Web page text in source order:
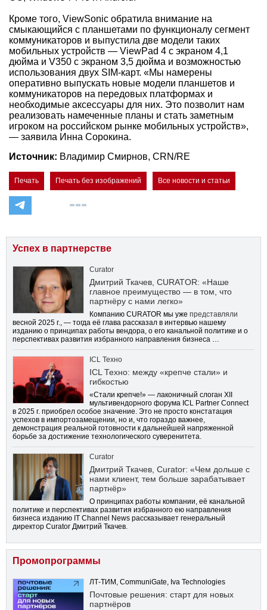
Кроме того, ViewSonic обратила внимание на
смыкающийся с планшетами по функционалу сегмент
коммуникаторов и выпустила две модели таких
мобильных устройств — ViewPad 4 с экраном 4,1
дюйма и V350 с экраном 3,5 дюйма и возможностью
использования двух SIM-карт. «Мы намерены
оперативно выпускать новые модели планшетов и
коммуникаторов на передовых платформах и
необходимые аксессуары для них. Это позволит нам
реализовать намеченные планы и стать заметным
игроком на российском рынке мобильных устройств»,
— заявила Инна Сорокина.
Источник: Владимир Смирнов, CRN/RE
Печать Печать без изображений Все новости и статьи
Успех в партнерстве
Curator
Дмитрий Ткачев, CURATOR: «Наше
главное преимущество — в том, что
партнёру с нами легко»
Компанию CURATOR мы уже представляли
весной 2025 г., — тогда её глава рассказал в интервью нашему
изданию о принципах работы вендора, о его канальной политике и о
перспективах развития избранного направления бизнеса …
ICL Техно
ICL Техно: между «крепче стали» и
гибкостью
«Стали крепче!» — лаконичный слоган XII
мультивендорного форума ICL Partner Connect
в 2025 г. приобрел особое значение. Это не просто констатация
успехов в импортозамещении, но и, что гораздо важнее,
демонстрация реальной готовности к дальнейшей напряженной
борьбе за достижение технологического суверенитета.
Curator
Дмитрий Ткачев, Curator: «Чем дольше с
нами клиент, тем больше зарабатывает
партнёр»
О принципах работы компании, её канальной
политике и перспективах развития избранного ею направления
бизнеса изданию IT Channel News рассказывает генеральный
директор Curator Дмитрий Ткачев.
Промопрограммы
ЛТ-ТИМ, CommuniGate, Iva Technologies
Почтовые решения: старт для новых
партнёров